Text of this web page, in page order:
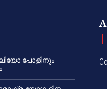
പോളിനും